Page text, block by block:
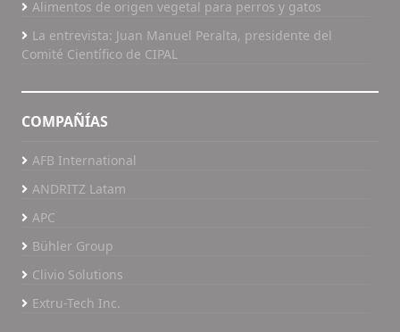
Alimentos de origen vegetal para perros y gatos
La entrevista: Juan Manuel Peralta, presidente del
Comité Científico de CIPAL
COMPAÑÍAS
AFB International
ANDRITZ Latam
APC
Bühler Group
Clivio Solutions
Extru-Tech Inc.